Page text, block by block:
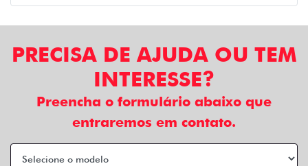
PRECISA DE AJUDA OU TEM
INTERESSE?
Preencha o formulário abaixo que
entraremos em contato.